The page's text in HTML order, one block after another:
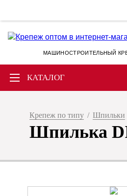
МАШИНОСТРОИТЕЛЬНЫЙ
КАТАЛОГ
Крепеж по типу / Шпильки
Шпилька